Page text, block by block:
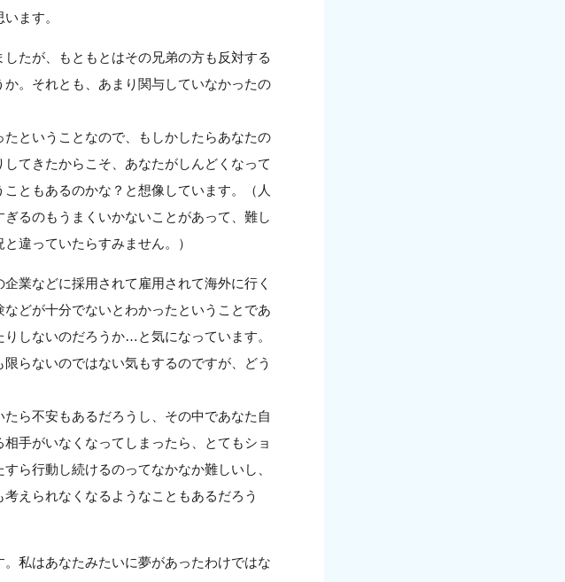
ます。
たが、もともとはその兄弟の方も反対する
。それとも、あまり関与していなかったの
ということなので、もしかしたらあなたの
てきたからこそ、あなたがしんどくなって
ともあるのかな？と想像しています。（人
るのもうまくいかないことがあって、難し
違っていたらすみません。）
業などに採用されて雇用されて海外に行く
どが十分でないとわかったということであ
しないのだろうか…と気になっています。
らないのではない気もするのですが、どう
ら不安もあるだろうし、その中であなた自
手がいなくなってしまったら、とてもショ
ら行動し続けるのってなかなか難しいし、
えられなくなるようなこともあるだろう
私はあなたみたいに夢があったわけではな